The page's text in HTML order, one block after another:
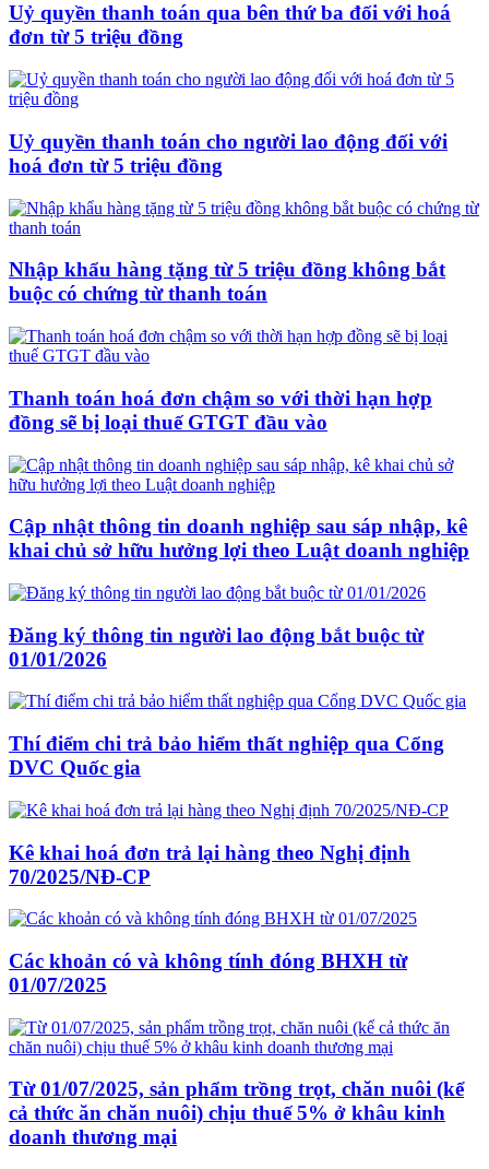
Uỷ quyền thanh toán qua bên thứ ba đối với hoá
đơn từ 5 triệu đồng
Uỷ quyền thanh toán cho người lao động đối với
hoá đơn từ 5 triệu đồng
Nhập khẩu hàng tặng từ 5 triệu đồng không bắt
buộc có chứng từ thanh toán
Thanh toán hoá đơn chậm so với thời hạn hợp
đồng sẽ bị loại thuế GTGT đầu vào
Cập nhật thông tin doanh nghiệp sau sáp nhập, kê
khai chủ sở hữu hưởng lợi theo Luật doanh nghiệp
Đăng ký thông tin người lao động bắt buộc từ
01/01/2026
Thí điểm chi trả bảo hiểm thất nghiệp qua Cổng
DVC Quốc gia
Kê khai hoá đơn trả lại hàng theo Nghị định
70/2025/NĐ-CP
Các khoản có và không tính đóng BHXH từ
01/07/2025
Từ 01/07/2025, sản phẩm trồng trọt, chăn nuôi (kể
cả thức ăn chăn nuôi) chịu thuế 5% ở khâu kinh
doanh thương mại